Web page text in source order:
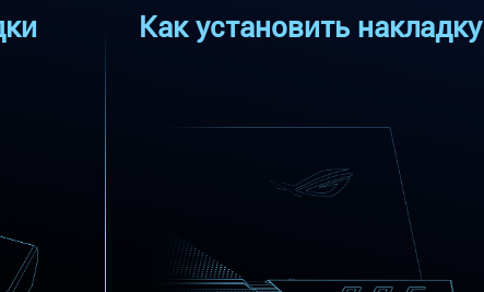
Как установить накладку